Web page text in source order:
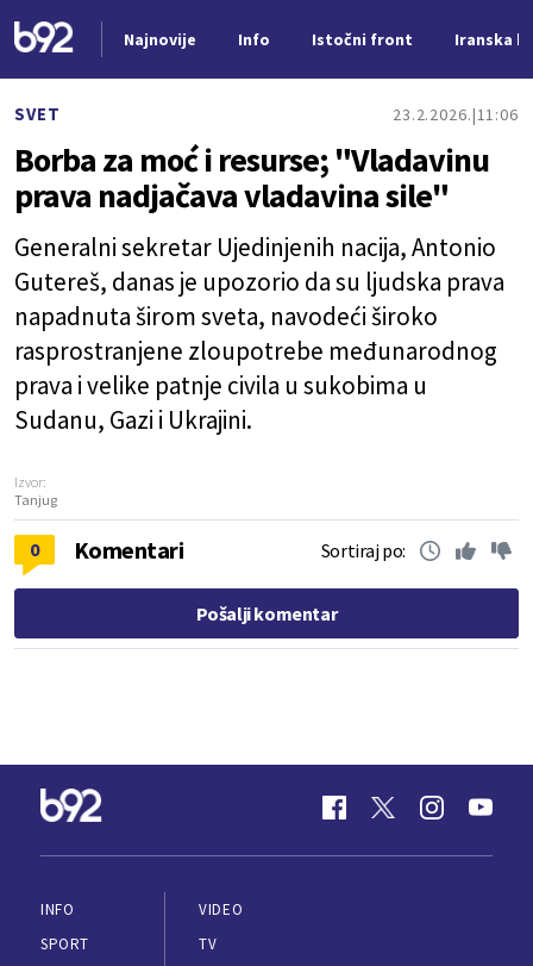
Najnovije Info Istočni front Iranska
SVET 23.2.2026. 11:06
Borba za moć i resurse; "Vladavinu
prava nadjačava vladavina sile"
Generalni sekretar Ujedinjenih nacija, Antonio
Gutereš, danas je upozorio da su ljudska prava
napadnuta širom sveta, navodeći široko
rasprostranjene zloupotrebe međunarodnog
prava i velike patnje civila u sukobima u
Sudanu, Gazi i Ukrajini.
Izvor:
Tanjug
0 Komentari Sortiraj po:
Pošalji komentar
INFO
SPORT
VIDEO
TV